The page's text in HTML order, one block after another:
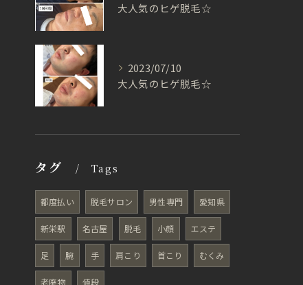
大人気のヒゲ脱毛☆
2023/07/10
大人気のヒゲ脱毛☆
タグ Tags
都度払い 脱毛サロン 男性専門 愛知県
新栄駅 名古屋 脱毛 小顔 エステ
足 腕 手 肩こり 首こり むくみ
老廃物 値段